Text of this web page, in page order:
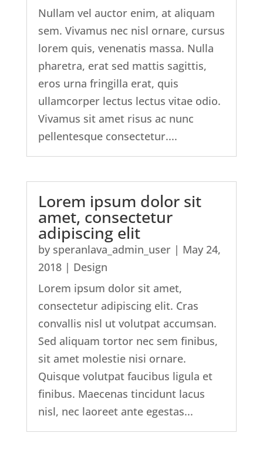
Nullam vel auctor enim, at aliquam
sem. Vivamus nec nisl ornare, cursus
lorem quis, venenatis massa. Nulla
pharetra, erat sed mattis sagittis,
eros urna fringilla erat, quis
ullamcorper lectus lectus vitae odio.
Vivamus sit amet risus ac nunc
pellentesque consectetur....
Lorem ipsum dolor sit
amet, consectetur
adipiscing elit
by speranlava_admin_user| May 24,
2018| Design
Lorem ipsum dolor sit amet,
consectetur adipiscing elit. Cras
convallis nisl ut volutpat accumsan.
Sed aliquam tortor nec sem finibus,
sit amet molestie nisi ornare.
Quisque volutpat faucibus ligula et
finibus. Maecenas tincidunt lacus
nisl, nec laoreet ante egestas...